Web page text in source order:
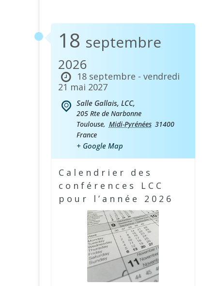
18 septembre
2026
18 septembre - vendredi
21 mai 2027
Salle Gallais, LCC,
205 Rte de Narbonne
Toulouse, Midi-Pyrénées 31400
France
+ Google Map
Calendrier des
conférences LCC
pour l’année 2026